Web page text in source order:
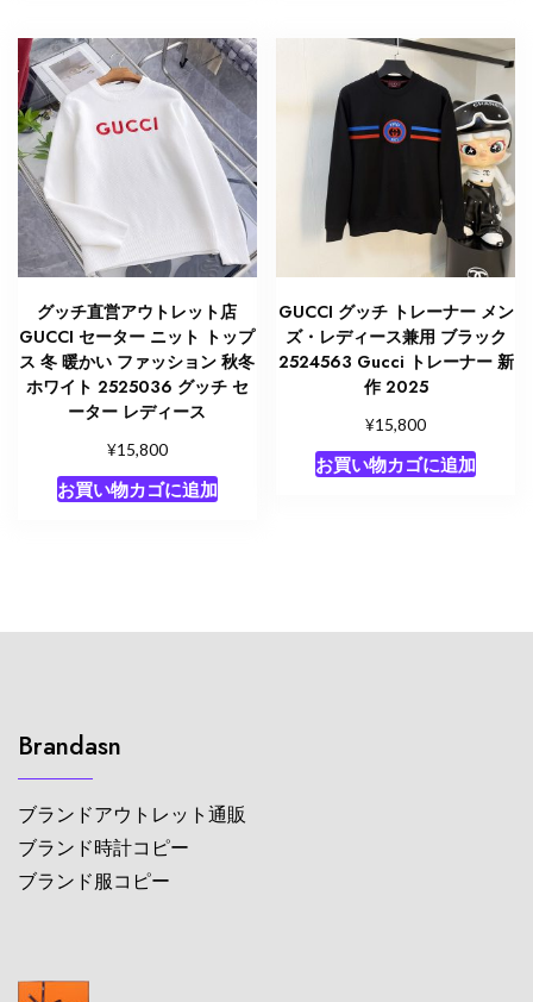
グッチ直営アウトレット店
GUCCI セーター ニット トップ
ス 冬 暖かい ファッション 秋冬
ホワイト 2525036 グッチ セ
ーター レディース
¥15,800
お買い物カゴに追加
GUCCI グッチ トレーナー メン
ズ・レディース兼用 ブラック
2524563 Gucci トレーナー 新
作 2025
¥15,800
お買い物カゴに追加
Brandasn
ブランドアウトレット通販
ブランド時計コピー
ブランド服コピー